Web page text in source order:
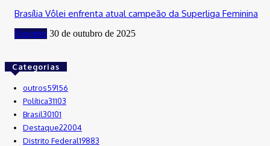
Brasília Vôlei enfrenta atual campeão da Superliga Feminina
Esportes 30 de outubro de 2025
Categorias
outros59156
Política31103
Brasil30101
Destaque22004
Distrito Federal19883